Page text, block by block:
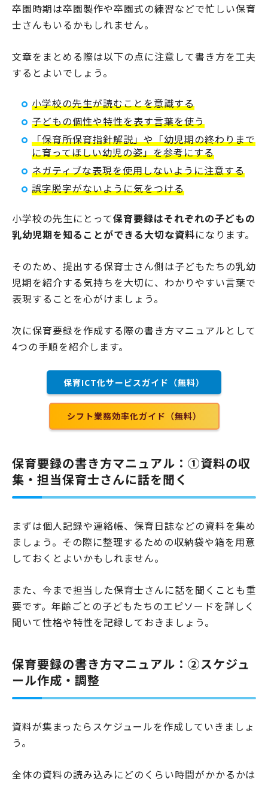
卒園時期は卒園製作や卒園式の練習などで忙しい保育
士さんもいるかもしれません。
文章をまとめる際は以下の点に注意して書き方を工夫
するとよいでしょう。
小学校の先生が読むことを意識する
子どもの個性や特性を表す言葉を使う
「保育所保育指針解説」や「幼児期の終わりまで
に育ってほしい幼児の姿」を参考にする
ネガティブな表現を使用しないように注意する
誤字脱字がないように気をつける
小学校の先生にとって保育要録はそれぞれの子どもの
乳幼児期を知ることができる大切な資料になります。
そのため、提出する保育士さん側は子どもたちの乳幼
児期を紹介する気持ちを大切に、わかりやすい言葉で
表現することを心がけましょう。
次に保育要録を作成する際の書き方マニュアルとして
4つの手順を紹介します。
保育ICT化サービスガイド（無料）
シフト業務効率化ガイド（無料）
保育要録の書き方マニュアル：①資料の収
集・担当保育士さんに話を聞く
まずは個人記録や連絡帳、保育日誌などの資料を集め
ましょう。その際に整理するための収納袋や箱を用意
しておくとよいかもしれません。
また、今まで担当した保育士さんに話を聞くことも重
要です。年齢ごとの子どもたちのエピソードを詳しく
聞いて性格や特性を記録しておきましょう。
保育要録の書き方マニュアル：②スケジュ
ール作成・調整
資料が集まったらスケジュールを作成していきましょ
う。
全体の資料の読み込みにどのくらい時間がかかるかは